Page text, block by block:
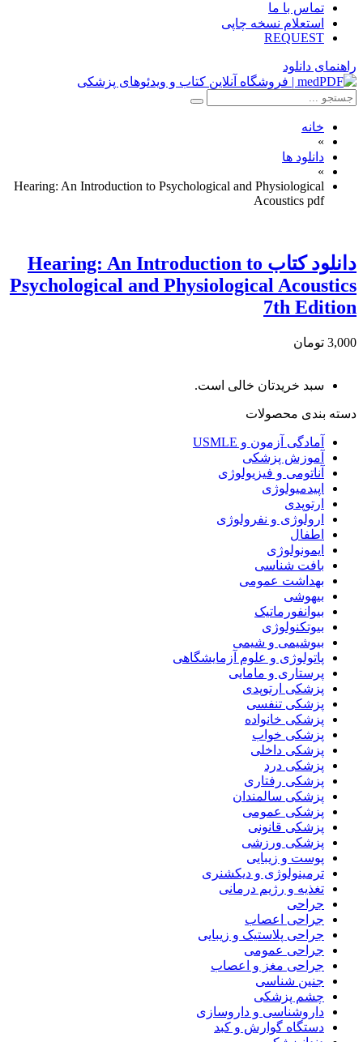
تماس با ما
استعلام نسخه چاپی
REQUEST
راهنمای دانلود
خانه
»
دانلود ها
»
Hearing: An Introduction to Psychological and Physiological
Acoustics pdf
دانلود کتاب Hearing: An Introduction to
Psychological and Physiological Acoustics
7th Edition
3,000 تومان
سبد خریدتان خالی است.
دسته بندی محصولات
آمادگی آزمون و USMLE
آموزش پزشکی
آناتومی و فیزیولوژی
اپیدمیولوژی
ارتوپدی
ارولوژی و نفرولوژی
اطفال
ایمونولوژی
بافت شناسی
بهداشت عمومی
بیهوشی
بیوانفورماتیک
بیوتکنولوژی
بیوشیمی و شیمی
پاتولوژی و علوم آزمایشگاهی
پرستاری و مامایی
پزشکی ارتوپدی
پزشکی تنفسی
پزشکی خانواده
پزشکی خواب
پزشکی داخلی
پزشکی درد
پزشکی رفتاری
پزشکی سالمندان
پزشکی عمومی
پزشکی قانونی
پزشکی ورزشی
پوست و زیبایی
ترمینولوژی و دیکشنری
تغذیه و رژیم درمانی
جراحی
جراحی اعصاب
جراحی پلاستیک و زیبایی
جراحی عمومی
جراحی مغز و اعصاب
جنین شناسی
چشم پزشکی
داروشناسی و داروسازی
دستگاه گوارش و کبد